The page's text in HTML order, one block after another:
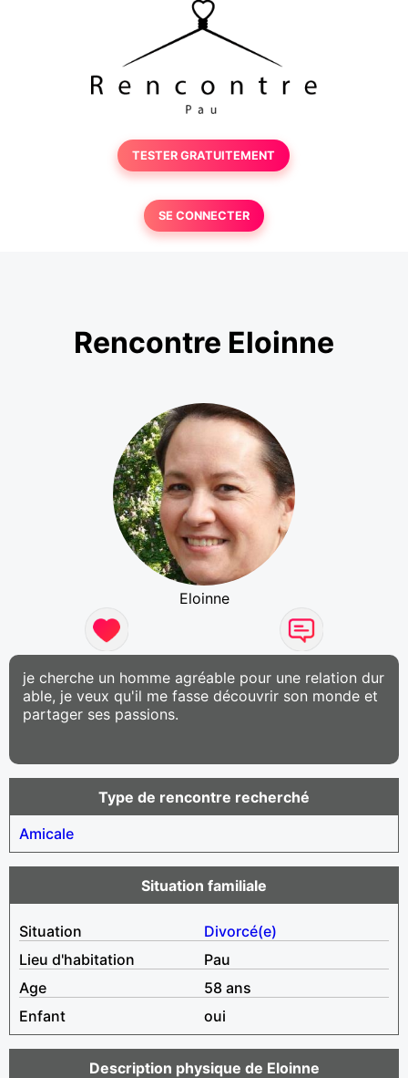
TESTER GRATUITEMENT
SE CONNECTER
Rencontre Eloinne
Eloinne
je cherche un homme agréable pour une relation dur
able, je veux qu'il me fasse découvrir son monde et
partager ses passions.
Type de rencontre recherché
Amicale
Situation familiale
Situation
Divorcé(e)
Lieu d'habitation
Pau
Age
58 ans
Enfant
oui
Description physique de Eloinne